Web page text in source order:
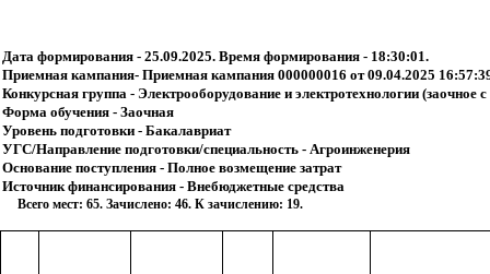
Дата формирования - 25.09.2025. Время формирования - 18:30:01.
Приемная кампания- Приемная кампания 000000016 от 09.04.2025
Конкурсная группа - Электрооборудование и электротехнологии (заочное
Форма обучения - Заочная
Уровень подготовки - Бакалавриат
УГС/Направление подготовки/специальность - Агроинженерия
Основание поступления - Полное возмещение затрат
Источник финансирования - Внебюджетные средства
Всего мест: 65. Зачислено: 46. К зачислению: 19.